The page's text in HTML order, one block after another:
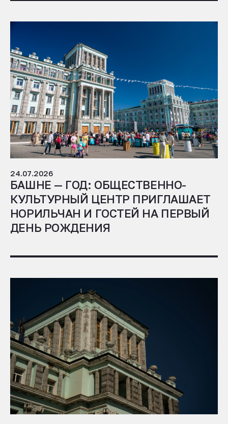
24.07.2026
БАШНЕ — ГОД: ОБЩЕСТВЕННО-
КУЛЬТУРНЫЙ ЦЕНТР ПРИГЛАШАЕТ
НОРИЛЬЧАН И ГОСТЕЙ НА ПЕРВЫЙ
ДЕНЬ РОЖДЕНИЯ